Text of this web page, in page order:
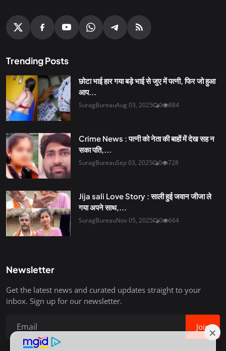
Trending Posts
छोटा भाई हार गया बड़े भाई से जुए में पत्नी, फिर जो हुआ
आप...
SuragBureauAug 03, 2025 0 884
Crime News : पत्नी को नेता की बाहों में देख सह न
सका पति,...
SuragBureauSep 03, 2025 0 728
Jija sali Love Story : साली हुई जवान जीजा ले
गया अपने साथ,...
SuragBureauNov 05, 2025 0 664
Newsletter
Get the latest news and curated updates straight to your
inbox. Sign up for our newsletter.
Join